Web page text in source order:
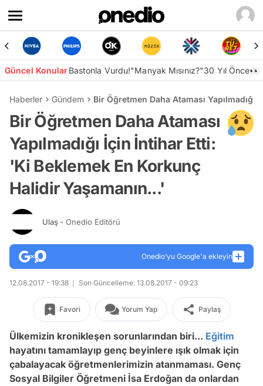
Güncel KonularBastonla Vurdu!"Manyak Mısınız?"30 Yıl Önce👀
Haberler Gündem Bir Öğretmen Daha Ataması
Bir Öğretmen Daha Ataması
Yapılmadığı İçin İntihar Etti:
'Ki Beklemek En Korkunç
Halidir Yaşamanın...'
Ulaş - Onedio Editörü
Onedio’yu Google'a ekleyin
12.08.2017 - 19:38 Son Güncelleme: 13.08.2017 - 09:23
Favori Yorum Yap Paylaş
Ülkemizin kronikleşen sorunlarından biri... Eğitim
hayatını tamamlayıp genç beyinlere ışık olmak için
çabalayacak öğretmenlerimizin atanmaması. Genç
Sosyal Bilgiler Öğretmeni İsa Erdoğan da onlardan